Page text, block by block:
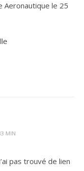
Aeronautique le 25
MIN
pas trouvé de lien